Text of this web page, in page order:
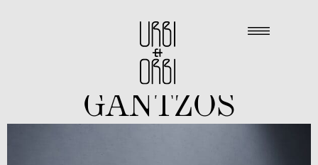
GANTZOS